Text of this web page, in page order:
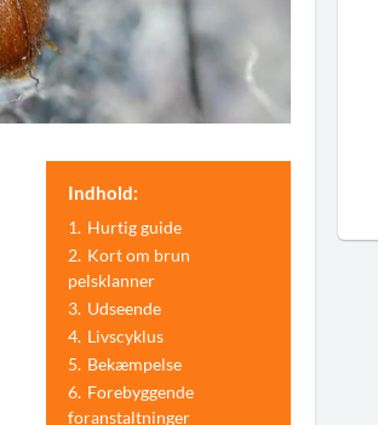
Indhold:
1. Hurtig guide
2. Kort om brun
pelsklanner
3. Udseende
4. Livscyklus
5. Bekæmpelse
6. Forebyggende
foranstaltninger